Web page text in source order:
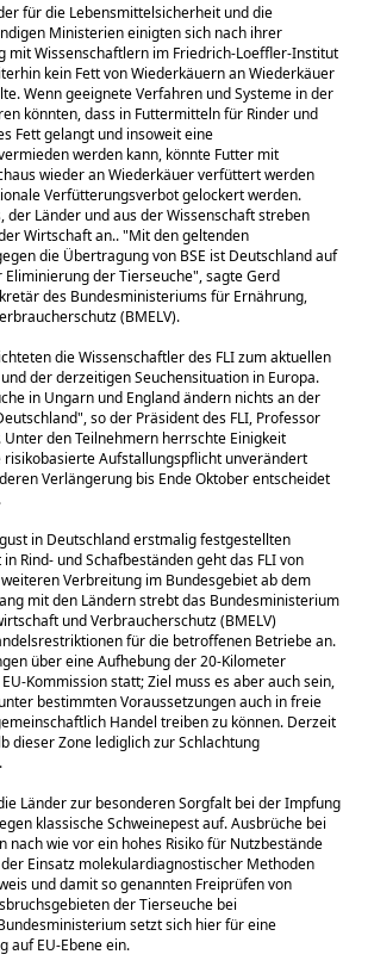
für die Lebensmittelsicherheit und die
Ministerien einigten sich nach ihrer
mit Wissenschaftlern im Friedrich-Loeffler-Institut
kein Fett von Wiederkäuern an Wiederkäuer
Wenn geeignete Verfahren und Systeme in der
könnten, dass in Futtermitteln für Rinder und
Fett gelangt und insoweit eine
werden kann, könnte Futter mit
wieder an Wiederkäuer verfüttert werden
Verfütterungsverbot gelockert werden.
der Länder und aus der Wissenschaft streben
Wirtschaft an.. Mit den geltenden
die Übertragung von BSE ist Deutschland auf
Eliminierung der Tierseuche , sagte Gerd
des Bundesministeriums für Ernährung,
(BMELV).
die Wissenschaftler des FLI zum aktuellen
der derzeitigen Seuchensituation in Europa.
in Ungarn und England ändern nichts an der
, so der Präsident des FLI, Professor
den Teilnehmern herrschte Einigkeit
risikobasierte Aufstallungspflicht unverändert
Verlängerung bis Ende Oktober entscheidet
in Deutschland erstmalig festgestellten
Rind- und Schafbeständen geht das FLI von
Verbreitung im Bundesgebiet ab dem
mit den Ländern strebt das Bundesministerium
und Verbraucherschutz (BMELV)
für die betroffenen Betriebe an.
über eine Aufhebung der 20-Kilometer
Kommission statt; Ziel muss es aber auch sein,
bestimmten Voraussetzungen auch in freie
Handel treiben zu können. Derzeit
dieser Zone lediglich zur Schlachtung
Länder zur besonderen Sorgfalt bei der Impfung
klassische Schweinepest auf. Ausbrüche bei
nach wie vor ein hohes Risiko für Nutzbestände
Einsatz molekulardiagnostischer Methoden
und damit so genannten Freiprüfen von
der Tierseuche bei
setzt sich hier für eine
auf EU-Ebene ein.